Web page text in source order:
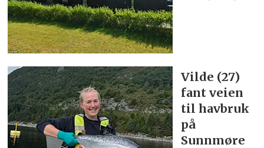
Vilde (27)
fant veien
til havbruk
på
Sunnmøre